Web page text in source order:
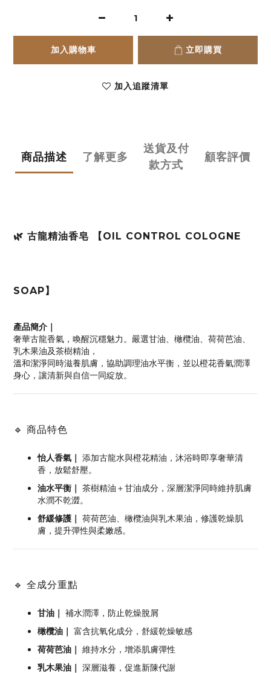
加入購物車 立即購買
加入追蹤清單
商品描述 了解更多
送貨及付
款方式
顧客評價
🌿 古龍精油香皂 【OIL CONTROL COLOGNE
SOAP】
產品簡介｜
奢華古龍香氣，喚醒沉穩魅力。嚴選甘油、橄欖油、荷荷芭油、
乳木果油及茶樹精油，
溫和潔淨同時滋養肌膚，協助調理油水平衡，並以橙花香氣潤澤
身心，讓清新與自信一同綻放。
🔹 商品特色
怡人香氣｜
添加古龍水與橙花精油，沐浴時即享奢華清
香，放鬆舒壓。
油水平衡｜
茶樹精油＋甘油成分，深層潔淨同時維持肌膚
水潤不乾澀。
舒緩修護｜
荷荷芭油、橄欖油與乳木果油，修護乾燥肌
膚，提升彈性與柔嫩感。
🔹 全成分重點
甘油｜
補水潤澤，防止乾燥脫屑
橄欖油｜
富含抗氧化成分，舒緩乾燥敏感
荷荷芭油｜
維持水分，增添肌膚彈性
乳木果油｜
深層滋養，促進新陳代謝